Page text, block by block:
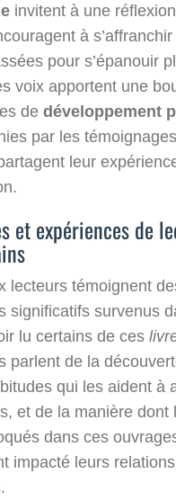
invitent à une
à
pour s’épanouir
voix apportent une
de développement
par les
leur
et expériences de
lecteurs témoignent
significatifs survenus
lu certains de ces
parlent de la
qui les aident à
et de la manière dont
dans ces
impacté leurs relations